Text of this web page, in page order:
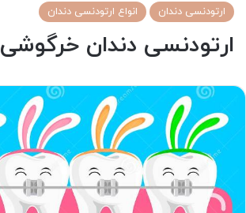
ارتودنسی دندان انواع ارتودنسی دندان
ارتودنسی دندان خرگوشی